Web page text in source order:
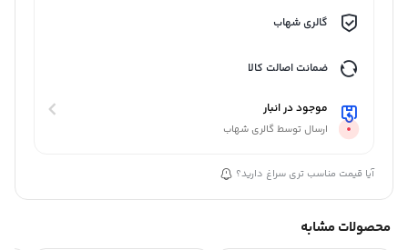
گالری شهاب
ضمانت اصالت کالا
موجود در انبار
ارسال توسط گالری شهاب
آیا قیمت مناسب تری سراغ دارید؟
محصولات مشابه